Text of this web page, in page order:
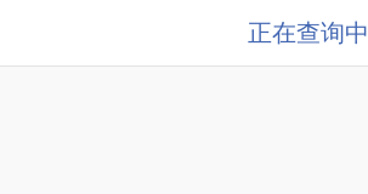
正在查询中